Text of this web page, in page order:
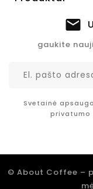
gaukite
Svetainė
privatumo
© About Coffee –